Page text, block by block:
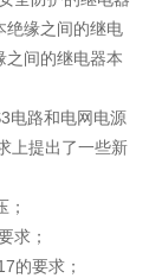
绝缘之间的继电
之间的继电器本
路和电网电源
上提出了一些新
求；
的要求；